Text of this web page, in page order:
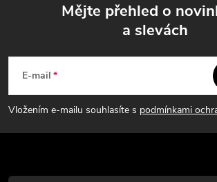
p
Mějte přehled o
a slevách
E-mail
Vložením e-mailu souhlasíte s podmínkami